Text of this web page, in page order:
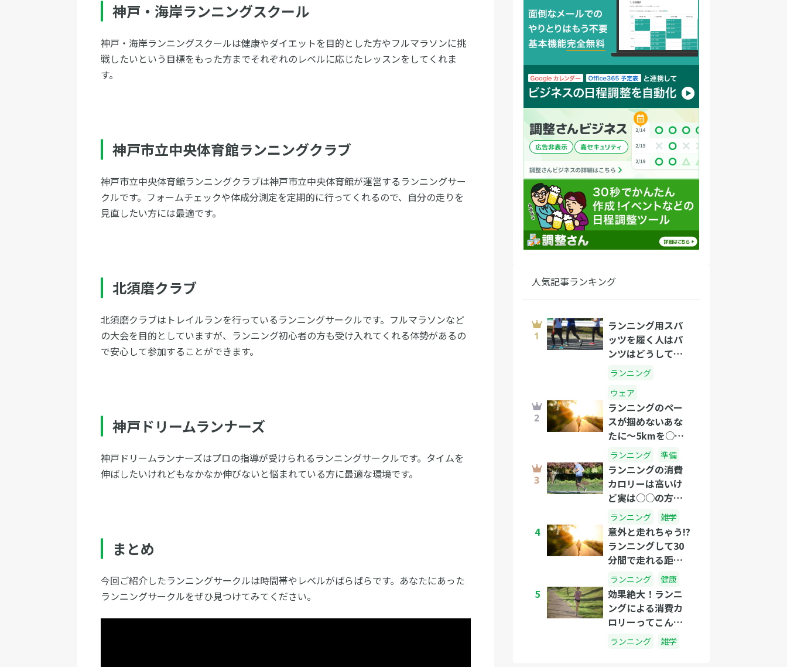
神戸・海岸ランニングスクール
神戸・海岸ランニングスクールは健康やダイエットを目的とした方やフルマラソンに挑
戦したいという目標をもった方までそれぞれのレベルに応じたレッスンをしてくれま
す。
神戸市立中央体育館ランニングクラブ
神戸市立中央体育館ランニングクラブは神戸市立中央体育館が運営するランニングサー
クルです。フォームチェックや体成分測定を定期的に行ってくれるので、自分の走りを
見直したい方には最適です。
北須磨クラブ
北須磨クラブはトレイルランを行っているランニングサークルです。フルマラソンなど
の大会を目的としていますが、ランニング初心者の方も受け入れてくれる体勢があるの
で安心して参加することができます。
神戸ドリームランナーズ
神戸ドリームランナーズはプロの指導が受けられるランニングサークルです。タイムを
伸ばしたいけれどもなかなか伸びないと悩まれている方に最適な環境です。
まとめ
今回ご紹介したランニングサークルは時間帯やレベルがばらばらです。あなたにあった
ランニングサークルをぜひ見つけてみてください。
人気記事ランキング
ランニング用スパ
ッツを履く人はパ
ンツはどうして
る？
ランニング
ウェア
ランニングのペー
スが掴めないあな
たに～5kmを○分
のタイムで走れた
らプロ級です!～
ランニング 準備
ランニングの消費
カロリーは高いけ
ど実は○○の方が
すごい！？
ランニング 雑学
4
意外と走れちゃう!?
ランニングして30
分間で走れる距離
はどれくらい?
ランニング 健康
5
効果絶大！ランニ
ングによる消費カ
ロリーってこんな
にすごかった
ランニング 雑学